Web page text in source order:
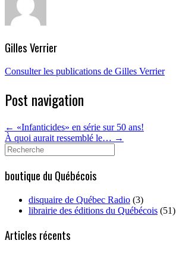
Gilles Verrier
Consulter les publications de Gilles Verrier
Post navigation
← «Infanticides» en série sur 50 ans!
À quoi aurait ressemblé le… →
Search
for:
boutique du Québécois
disquaire de Québec Radio (3)
librairie des éditions du Québécois (51)
Articles récents